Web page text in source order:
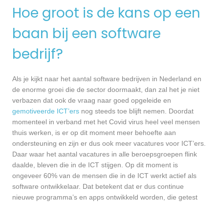
Hoe groot is de kans op een
baan bij een software
bedrijf?
Als je kijkt naar het aantal software bedrijven in Nederland en
de enorme groei die de sector doormaakt, dan zal het je niet
verbazen dat ook de vraag naar goed opgeleide en
gemotiveerde ICT’ers nog steeds toe blijft nemen. Doordat
momenteel in verband met het Covid virus heel veel mensen
thuis werken, is er op dit moment meer behoefte aan
ondersteuning en zijn er dus ook meer vacatures voor ICT’ers.
Daar waar het aantal vacatures in alle beroepsgroepen flink
daalde, bleven die in de ICT stijgen. Op dit moment is
ongeveer 60% van de mensen die in de ICT werkt actief als
software ontwikkelaar. Dat betekent dat er dus continue
nieuwe programma’s en apps ontwikkeld worden, die getest